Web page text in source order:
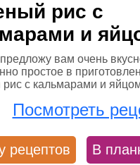
рис с
и
вам очень
простое в
с кальмарами и
Посмотреть
рецептов В